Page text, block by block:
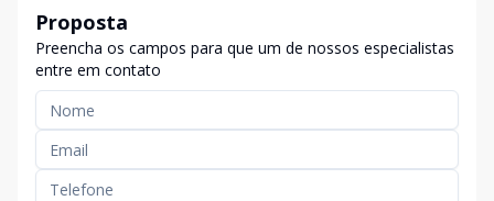
Proposta
Preencha os campos para que um de nossos especialistas
entre em contato